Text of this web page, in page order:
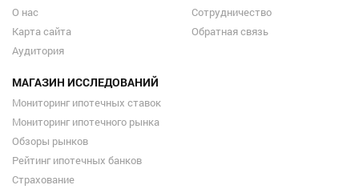
О нас
Карта сайта
Аудитория
Сотрудничество
Обратная связь
МАГАЗИН ИССЛЕДОВАНИЙ
Мониторинг ипотечных ставок
Мониторинг ипотечного рынка
Обзоры рынков
Рейтинг ипотечных банков
Страхование